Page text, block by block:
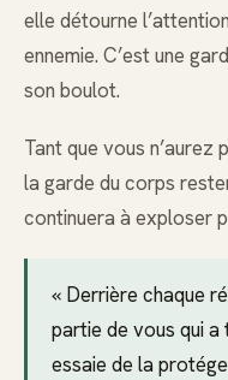
elle détourne
ennemie. C’est une
son boulot.
Tant que vous n’aurez
la garde du corps
continuera à exploser
« Derrière chaque
partie de vous qui
essaie de la